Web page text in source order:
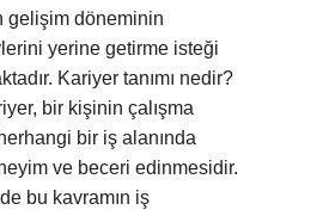
gelişim döneminin
yerine getirme isteği
Kariyer tanımı nedir?
bir kişinin çalışma
bir iş alanında
ve beceri edinmesidir.
bu kavramın iş